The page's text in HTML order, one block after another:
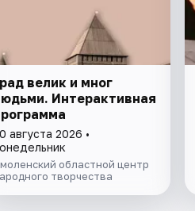
велик и мног
Интерактивная
августа 2026 •
областной центр
творчества